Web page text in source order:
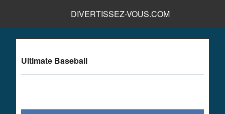
DIVERTISSEZ-VOUS.COM
Ultimate Baseball